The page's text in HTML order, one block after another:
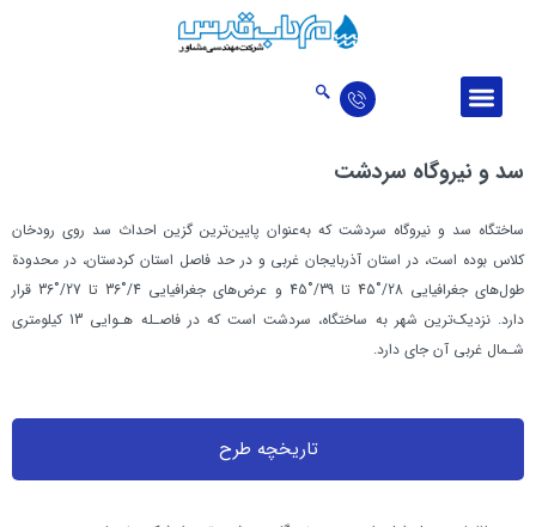
سد و نيروگاه سردشت
ساختگاه سد و نيروگاه سردشت كه به‌عنوان پايين‌ترين گزين احداث سد روي رودخان
كلاس بوده است، در استان آذربايجان غربي و در حد فاصل استان كردستان، در محدودة
طول‌هاي جغرافيايي 28/˚45 تا 39/˚45 و عرض‌هاي جغرافيايي 4/˚36 تا 27/˚36 قرار
دارد. نزديك‌ترين شهر به ساختگاه، سردشت است كه در فاصـله هـوايي 13 كيلومتري
شـمال غربي آن جاي دارد.
تاریخچه طرح